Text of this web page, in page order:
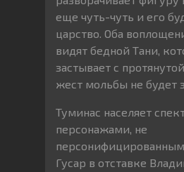
еще чуть-чуть и его
царство. Оба
видят бедной Тани,
застывает с
жест мольбы не будет
Туминас населяет
персонажами, не
Гусар в отставке